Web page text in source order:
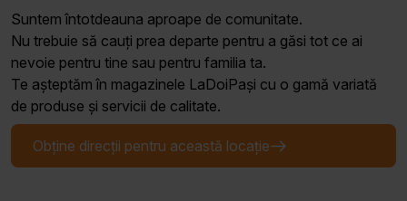
Suntem întotdeauna aproape de comunitate.
Nu trebuie să cauți prea departe pentru a găsi tot ce ai
nevoie pentru tine sau pentru familia ta.
Te așteptăm în magazinele LaDoiPași cu o gamă variată
de produse și servicii de calitate.
Obține direcții pentru această locație